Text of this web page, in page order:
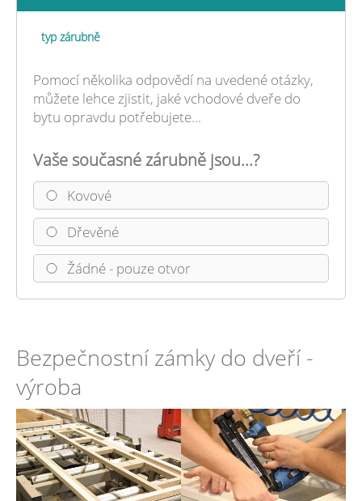
typ zárubně
Pomocí několika odpovědí na uvedené otázky,
můžete lehce zjistit, jaké vchodové dveře do
bytu opravdu potřebujete...
Vaše současné zárubně jsou...?
Kovové
Dřevěné
Žádné - pouze otvor
Bezpečnostní zámky do dveří -
výroba